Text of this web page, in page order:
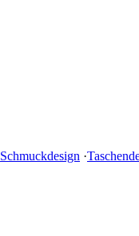
Schmuckdesign ·